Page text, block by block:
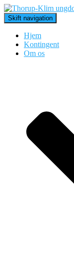
Skift navigation
Hjem
Kontingent
Om os